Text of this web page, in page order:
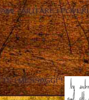
– AIUTARE I POVERI
I MESSAGGI”!